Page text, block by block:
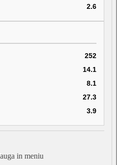
2.6
252
14.1
8.1
27.3
3.9
in meniu